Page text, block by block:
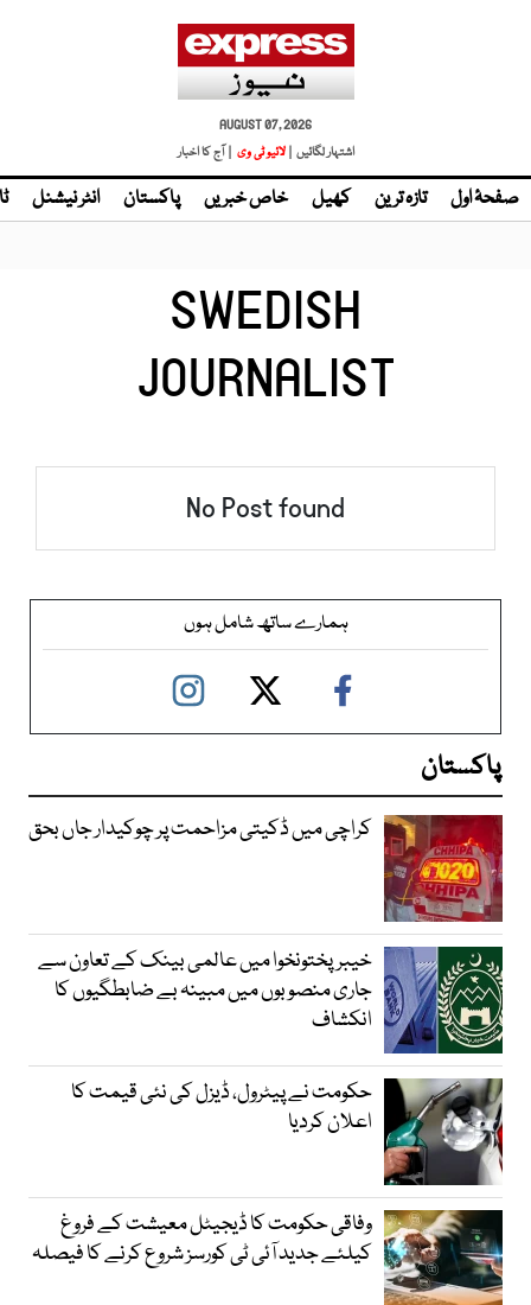
AUGUST 07, 2026
اشتہار لگائیں | لائیو ٹی وی | آج کا اخبار
صفحۂ اول تازہ ترین کھیل خاص خبریں پاکستان انٹر نیشنل
SWEDISH
JOURNALIST
No Post found
ہمارے ساتھ شامل ہوں
پاکستان
کراچی میں ڈکیتی مزاحمت پر چوکیدار جاں بحق
خیبرپختونخوا میں عالمی بینک کے تعاون سے
جاری منصوبوں میں مبینہ بے ضابطگیوں کا
انکشاف
حکومت نے پیٹرول، ڈیزل کی نئی قیمت کا
اعلان کردیا
وفاقی حکومت کا ڈیجیٹل معیشت کے فروغ
کیلئے جدید آئی ٹی کورسز شروع کرنے کا فیصلہ